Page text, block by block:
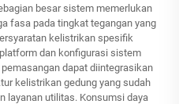
besar sistem memerlukan
fasa pada tingkat tegangan yang
kelistrikan spesifik
dan konfigurasi sistem
dapat diintegrasikan
kelistrikan gedung yang sudah
layanan utilitas. Konsumsi daya